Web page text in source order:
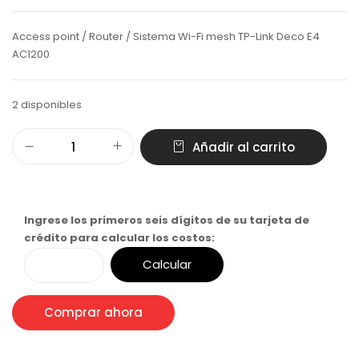
Access point / Router / Sistema Wi-Fi mesh TP-Link Deco E4
AC1200
2 disponibles
Añadir al carrito
Ingrese los primeros seis dígitos de su tarjeta de
crédito para calcular los costos:
Calcular
Comprar ahora